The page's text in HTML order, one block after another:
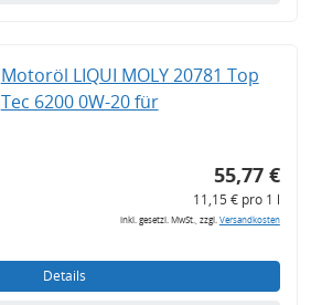
Motoröl LIQUI MOLY 20781 Top
Tec 6200 0W-20 für
55,77 €
11,15 € pro 1 l
inkl. gesetzl. MwSt., zzgl.Versandkosten
Details